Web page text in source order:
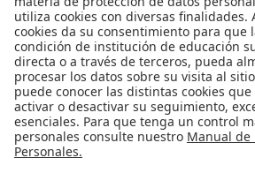
Universidad de los Andes | Vigilada Mineducación
Reconocimiento como Universidad: Decreto 1297
Reconocimiento personería jurídica: Resolución 28